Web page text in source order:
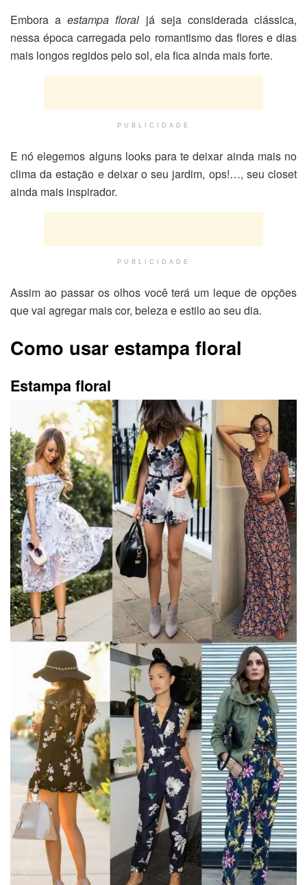
Embora aestampa floral já seja considerada clássica,
nessa época carregada pelo romantismo das flores e dias
mais longos regidos pelo sol, ela fica ainda mais forte.
PUBLICIDADE
E nó elegemos alguns looks para te deixar ainda mais no
clima da estação e deixar o seu jardim, ops!…, seu closet
ainda mais inspirador.
PUBLICIDADE
Assim ao passar os olhos você terá um leque de opções
que vai agregar mais cor, beleza e estilo ao seu dia.
Como usar estampa floral
Estampa floral